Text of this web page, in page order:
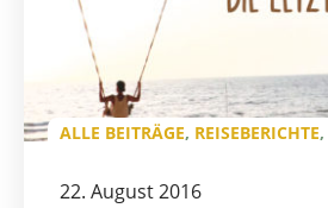
ALLE BEITRÄGE, REISEBERICHTE,
22. August 2016